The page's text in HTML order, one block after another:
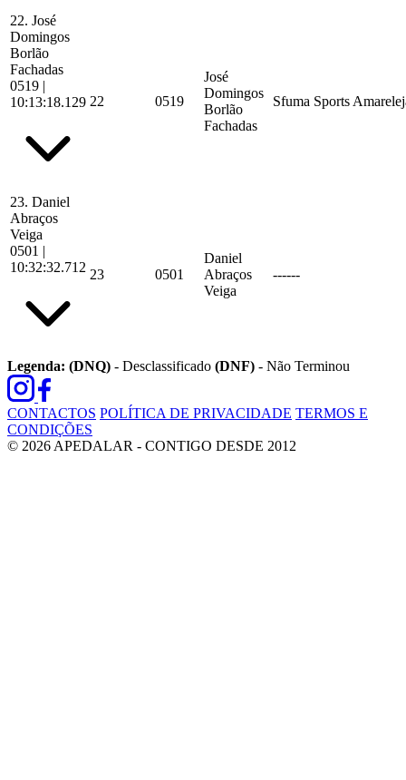
22. José
Domingos
Borlão
Fachadas
0519 |
10:13:18.129 22 0519
José
Domingos
Borlão
Fachadas
Sfuma Sports
23. Daniel
Abraços
Veiga
0501 |
10:32:32.712 23 0501
Daniel
Abraços
Veiga
------
Legenda: (DNQ) - Desclassificado (DNF) - Não Terminou
CONTACTOS POLÍTICA DE PRIVACIDADE TERMOS E
CONDIÇÕES
© 2026 APEDALAR - CONTIGO DESDE 2012